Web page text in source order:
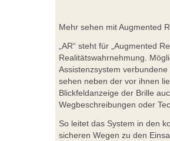
Mehr sehen mit Augmented
„AR“ steht für „Augmented
Realitätswahrnehmung.
Assistenzsystem
sehen neben der vor ihnen
Blickfeldanzeige der Brille
Wegbeschreibungen oder
So leitet das System in den
sicheren Wegen zu den